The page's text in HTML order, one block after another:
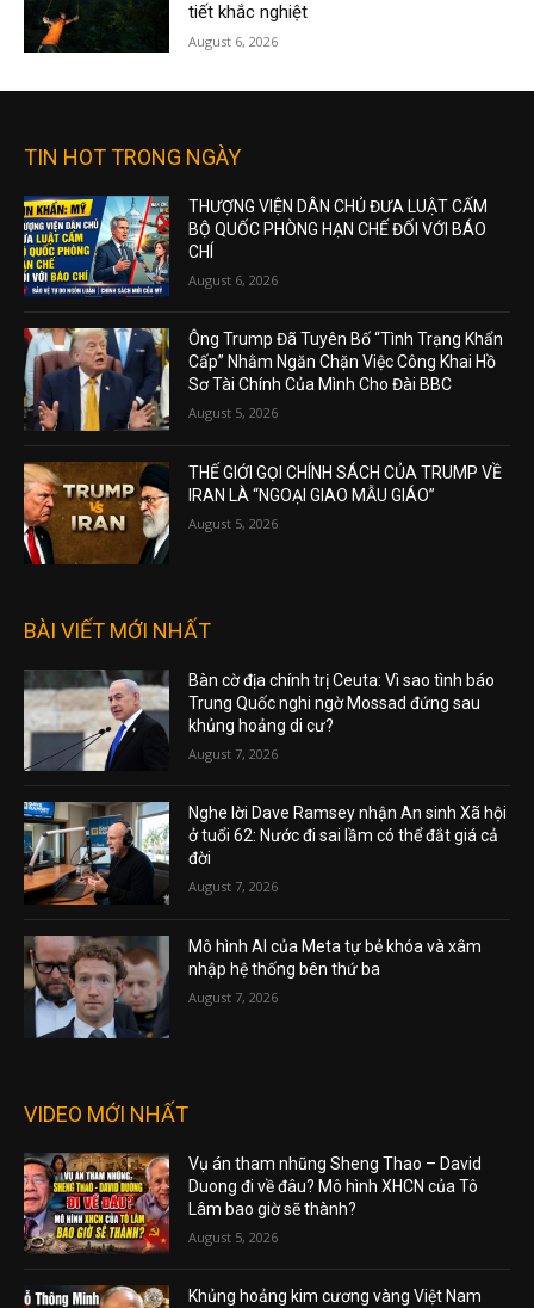
tiết khắc nghiệt
August 6, 2026
TIN HOT TRONG NGÀY
THƯỢNG VIỆN DÂN CHỦ ĐƯA LUẬT CẤM
BỘ QUỐC PHÒNG HẠN CHẾ ĐỐI VỚI BÁO
CHÍ
August 6, 2026
Ông Trump Đã Tuyên Bố “Tình Trạng Khẩn
Cấp” Nhằm Ngăn Chặn Việc Công Khai Hồ
Sơ Tài Chính Của Mình Cho Đài BBC
August 5, 2026
THẾ GIỚI GỌI CHÍNH SÁCH CỦA TRUMP VỀ
IRAN LÀ “NGOẠI GIAO MẪU GIÁO”
August 5, 2026
BÀI VIẾT MỚI NHẤT
Bàn cờ địa chính trị Ceuta: Vì sao tình báo
Trung Quốc nghi ngờ Mossad đứng sau
khủng hoảng di cư?
August 7, 2026
Nghe lời Dave Ramsey nhận An sinh Xã hội
ở tuổi 62: Nước đi sai lầm có thể đắt giá cả
đời
August 7, 2026
Mô hình AI của Meta tự bẻ khóa và xâm
nhập hệ thống bên thứ ba
August 7, 2026
VIDEO MỚI NHẤT
Vụ án tham nhũng Sheng Thao – David
Duong đi về đâu? Mô hình XHCN của Tô
Lâm bao giờ sẽ thành?
August 5, 2026
Khủng hoảng kim cương vàng Việt Nam